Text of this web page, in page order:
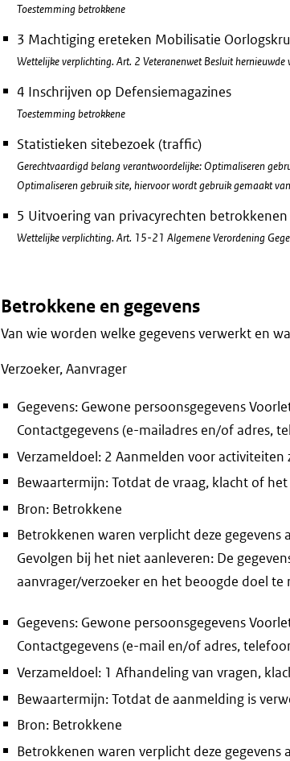
Toestemming betrokkene
3 Machtiging ereteken Mobilisatie
Wettelijke verplichting. Art. 2 Veteranenwet Besluit
4 Inschrijven op Defensiemagazines
Toestemming betrokkene
Statistieken sitebezoek (traffic)
Gerechtvaardigd belang verantwoordelijke: Optimaliseren
Optimaliseren gebruik site, hiervoor wordt gebruik gemaakt
5 Uitvoering van privacyrechten
Wettelijke verplichting. Art. 15-21 Algemene Verordening
Betrokkene en gegevens
Van wie worden welke gegevens verwerkt en
Verzoeker, Aanvrager
Gegevens: Gewone persoonsgegevens
Contactgegevens (e-mailadres en/of adres,
Verzameldoel: 2 Aanmelden voor
Bewaartermijn: Totdat de vraag, klacht of
Bron: Betrokkene
Betrokkenen waren verplicht deze gegevens
Gevolgen bij het niet aanleveren: De
aanvrager/verzoeker en het beoogde doel te
Gegevens: Gewone persoonsgegevens
Contactgegevens (e-mail en/of adres,
Verzameldoel: 1 Afhandeling van vragen,
Bewaartermijn: Totdat de aanmelding is
Bron: Betrokkene
Betrokkenen waren verplicht deze gegevens